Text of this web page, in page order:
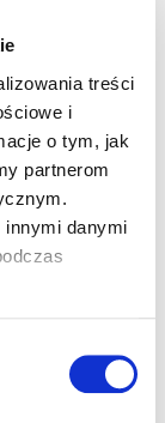
treści
i
o tym, jak
partnerom
innymi danymi
–